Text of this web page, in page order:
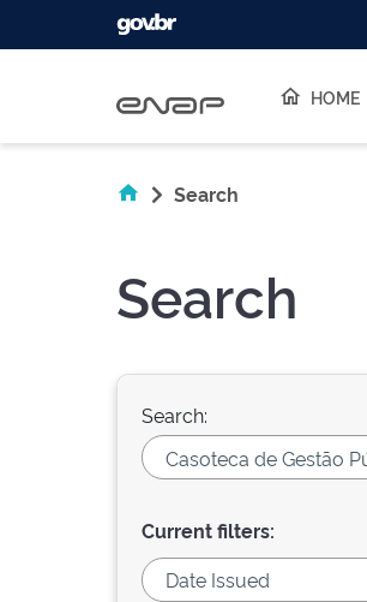
HOME
Search
Search
Search:
Current filters: